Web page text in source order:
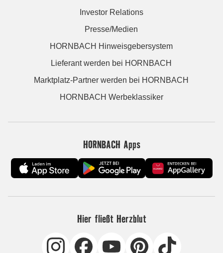
Investor Relations
Presse/Medien
HORNBACH Hinweisgebersystem
Lieferant werden bei HORNBACH
Marktplatz-Partner werden bei HORNBACH
HORNBACH Werbeklassiker
HORNBACH Apps
Hier fließt Herzblut